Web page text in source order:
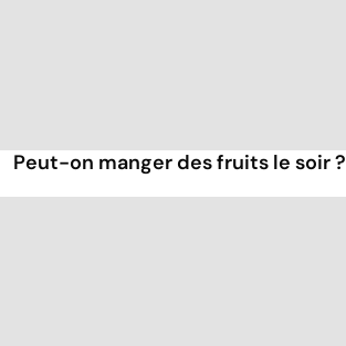
Peut-on manger des fruits le soir ?